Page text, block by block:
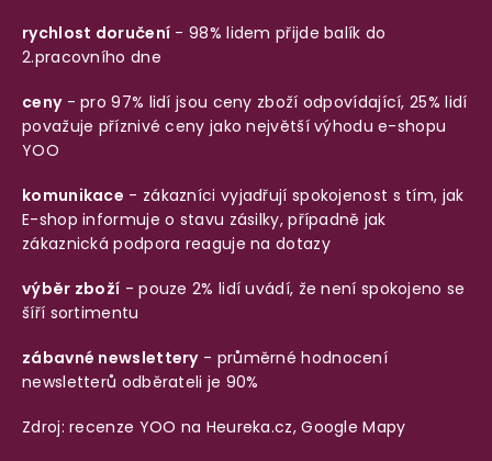
rychlost doručení - 98% lidem přijde balík do
2.pracovního dne
ceny- pro 97% lidí jsou ceny zboží odpovídající, 25% lidí
považuje příznivé ceny jako největší výhodu e-shopu
YOO
komunikace - zákazníci vyjadřují spokojenost s tím, jak
E-shop informuje o stavu zásilky, případně jak
zákaznická podpora reaguje na dotazy
výběr zboží - pouze 2% lidí uvádí, že není spokojeno se
šíří sortimentu
zábavné newslettery- průměrné hodnocení
newsletterů odběrateli je 90%
Zdroj: recenze YOO na Heureka.cz,Google Mapy